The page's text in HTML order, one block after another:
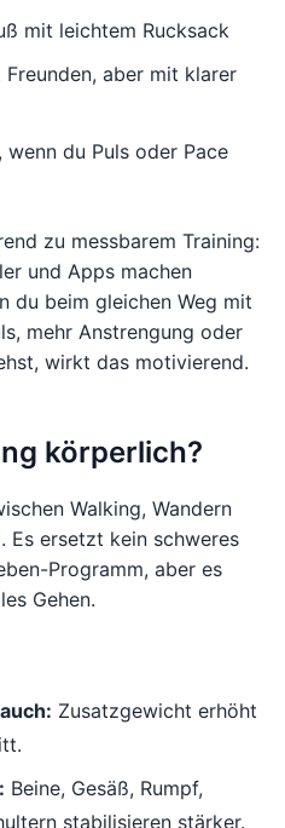
mit leichtem Rucksack
aber mit klarer
du Puls oder Pace
zu messbarem Training:
und Apps machen
du beim gleichen Weg mit
mehr Anstrengung oder
wirkt das motivierend.
körperlich?
Walking, Wandern
Es ersetzt kein schweres
Programm, aber es
Gehen.
Zusatzgewicht erhöht
Beine, Gesäß, Rumpf,
stabilisieren stärker.